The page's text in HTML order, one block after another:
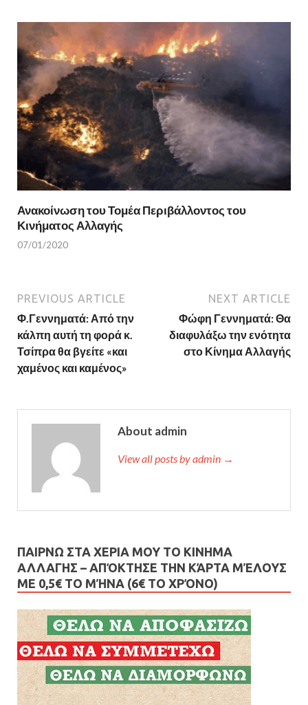
Ανακοίνωση του Τομέα Περιβάλλοντος του
Κινήματος Αλλαγής
07/01/2020
PREVIOUS ARTICLE
Φ.Γεννηματά: Από την
κάλπη αυτή τη φορά κ.
Τσίπρα θα βγείτε «και
χαμένος και καμένος»
NEXT ARTICLE
Φώφη Γεννηματά: Θα
διαφυλάξω την ενότητα
στο Κίνημα Αλλαγής
About admin
View all posts by admin →
ΠΑΙΡΝΩ ΣΤΑ ΧΕΡΙΑ ΜΟΥ ΤΟ ΚΙΝΗΜΑ
ΑΛΛΑΓΗΣ – AΠΌΚΤΗΣΕ ΤΗΝ ΚΆΡΤΑ ΜΈΛΟΥΣ
ΜΕ 0,5€ ΤΟ ΜΉΝΑ (6€ ΤΟ ΧΡΌΝΟ)